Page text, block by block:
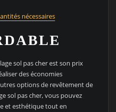
nécessaires
sol pas cher est son prix
des économies
options de revêtement de
sol pas cher, vous pouvez
et esthétique tout en